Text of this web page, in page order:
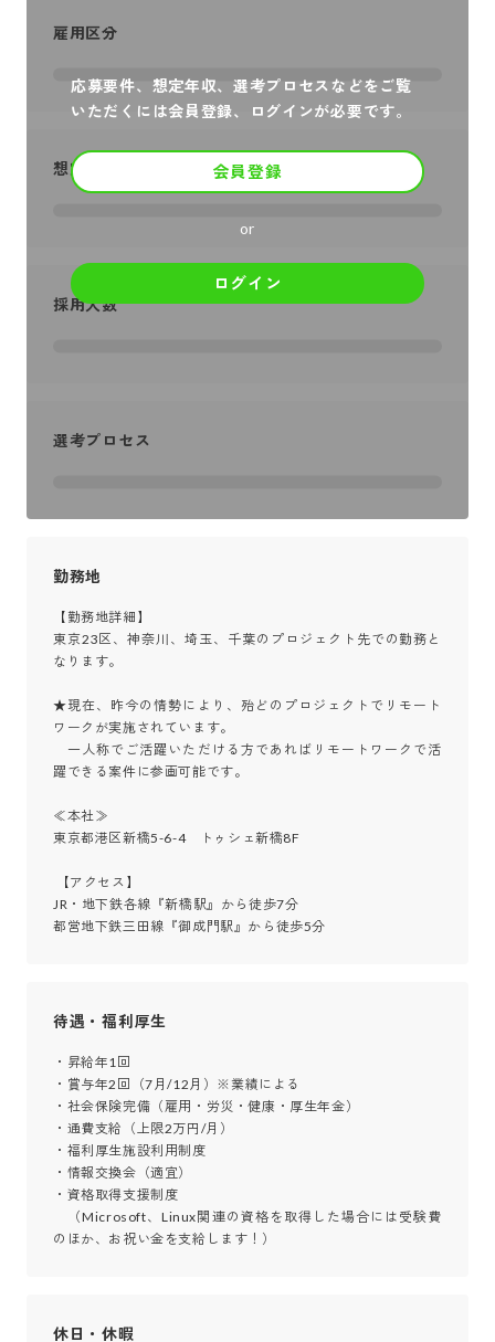
応募要件、想定年収、選考プロセスなどをご覧
いただくには会員登録、ログインが必要です。
会員登録
or
ログイン
雇用区分
想定年収
採用人数
選考プロセス
勤務地
【勤務地詳細】
東京23区、神奈川、埼玉、千葉のプロジェクト先での勤務と
なります。
★現在、昨今の情勢により、殆どのプロジェクトでリモート
ワークが実施されています。
一人称でご活躍いただける方であればリモートワークで活
躍できる案件に参画可能です。
≪本社≫
東京都港区新橋5-6-4　トゥシェ新橋8F
JR・地下鉄各線『新橋駅』から徒歩7分
都営地下鉄三田線『御成門駅』から徒歩5分
待遇・福利厚生
・昇給年1回
・賞与年2回（7月/12月）※業績による
・社会保険完備（雇用・労災・健康・厚生年金）
・通費支給（上限2万円/月）
・福利厚生施設利用制度
・情報交換会（適宜）
・資格取得支援制度
（Microsoft、Linux関連の資格を取得した場合には受験費
のほか、お祝い金を支給します！）
休日・休暇